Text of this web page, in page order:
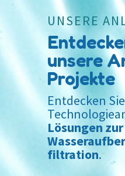
UNSERE
unsere
Projekte
Entdecken
Lösungen zur
filtration.